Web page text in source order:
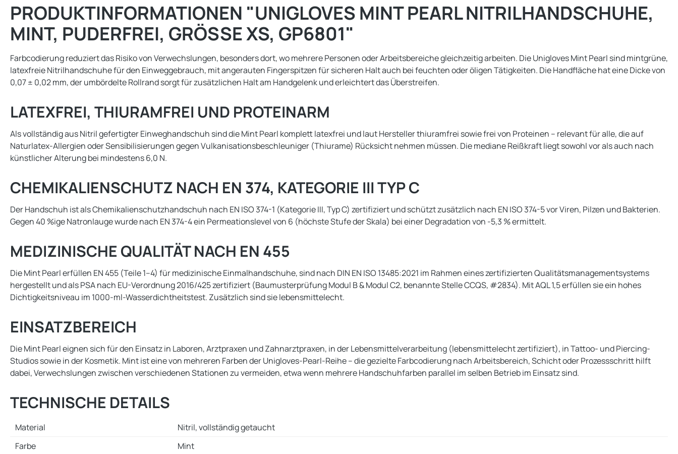
PRODUKTINFORMATIONEN "UNIGLOVES MINT PEARL NITRILHANDSCHUHE,
MINT, PUDERFREI, GRÖSSE XS, GP6801"
Farbcodierung reduziert das Risiko von Verwechslungen, besonders dort, wo mehrere Personen oder Arbeitsbereiche gleichzeitig arbeiten. Die Unigloves Mint Pearl sind mintgrüne,
latexfreie Nitrilhandschuhe für den Einweggebrauch, mit angerauten Fingerspitzen für sicheren Halt auch bei feuchten oder öligen Tätigkeiten. Die Handfläche hat eine Dicke von
0,07 ± 0,02 mm, der umbördelte Rollrand sorgt für zusätzlichen Halt am Handgelenk und erleichtert das Überstreifen.
LATEXFREI, THIURAMFREI UND PROTEINARM
Als vollständig aus Nitril gefertigter Einweghandschuh sind die Mint Pearl komplett latexfrei und laut Hersteller thiuramfrei sowie frei von Proteinen – relevant für alle, die auf
Naturlatex-Allergien oder Sensibilisierungen gegen Vulkanisationsbeschleuniger (Thiurame) Rücksicht nehmen müssen. Die mediane Reißkraft liegt sowohl vor als auch nach
künstlicher Alterung bei mindestens 6,0 N.
CHEMIKALIENSCHUTZ NACH EN 374, KATEGORIE III TYP C
Der Handschuh ist als Chemikalienschutzhandschuh nach EN ISO 374-1 (Kategorie III, Typ C) zertifiziert und schützt zusätzlich nach EN ISO 374-5 vor Viren, Pilzen und Bakterien.
Gegen 40 %ige Natronlauge wurde nach EN 374-4 ein Permeationslevel von 6 (höchste Stufe der Skala) bei einer Degradation von -5,3 % ermittelt.
MEDIZINISCHE QUALITÄT NACH EN 455
Die Mint Pearl erfüllen EN 455 (Teile 1–4) für medizinische Einmalhandschuhe, sind nach DIN EN ISO 13485:2021 im Rahmen eines zertifizierten Qualitätsmanagementsystems
hergestellt und als PSA nach EU-Verordnung 2016/425 zertifiziert (Baumusterprüfung Modul B & Modul C2, benannte Stelle CCQS, #2834). Mit AQL 1,5 erfüllen sie ein hohes
Dichtigkeitsniveau im 1000-ml-Wasserdichtheitstest. Zusätzlich sind sie lebensmittelecht.
EINSATZBEREICH
Die Mint Pearl eignen sich für den Einsatz in Laboren, Arztpraxen und Zahnarztpraxen, in der Lebensmittelverarbeitung (lebensmittelecht zertifiziert), in Tattoo- und Piercing-
Studios sowie in der Kosmetik. Mint ist eine von mehreren Farben der Unigloves-Pearl-Reihe – die gezielte Farbcodierung nach Arbeitsbereich, Schicht oder Prozessschritt hilft
dabei, Verwechslungen zwischen verschiedenen Stationen zu vermeiden, etwa wenn mehrere Handschuhfarben parallel im selben Betrieb im Einsatz sind.
TECHNISCHE DETAILS
Material
Nitril, vollständig getaucht
Farbe
Mint